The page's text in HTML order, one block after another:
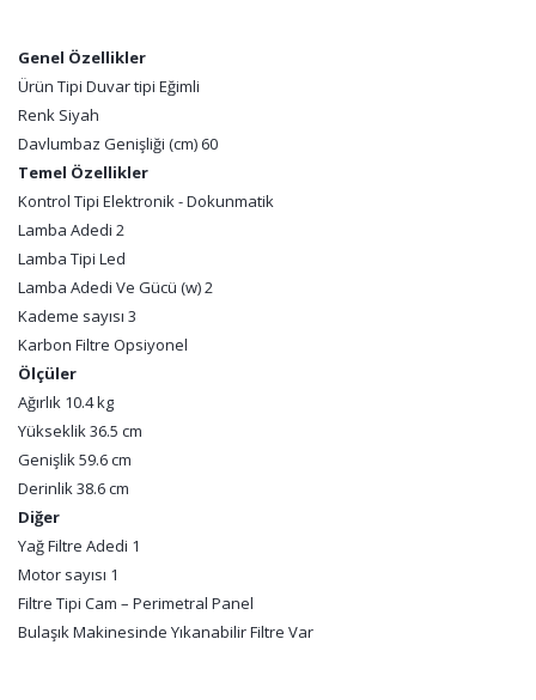
Genel Özellikler
Ürün Tipi Duvar tipi Eğimli
Renk Siyah
Davlumbaz Genişliği (cm) 60
Temel Özellikler
Kontrol Tipi Elektronik - Dokunmatik
Lamba Adedi 2
Lamba Tipi Led
Lamba Adedi Ve Gücü (w) 2
Kademe sayısı 3
Karbon Filtre Opsiyonel
Ölçüler
Ağırlık 10.4 kg
Yükseklik 36.5 cm
Genişlik 59.6 cm
Derinlik 38.6 cm
Diğer
Yağ Filtre Adedi 1
Motor sayısı 1
Filtre Tipi Cam – Perimetral Panel
Bulaşık Makinesinde Yıkanabilir Filtre Var